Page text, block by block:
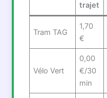
trajet
Tram TAG
1,70
€
Vélo Vert
0,00
€/30
min